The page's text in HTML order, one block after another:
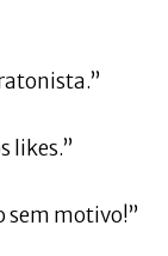
likes.”
sem motivo!”